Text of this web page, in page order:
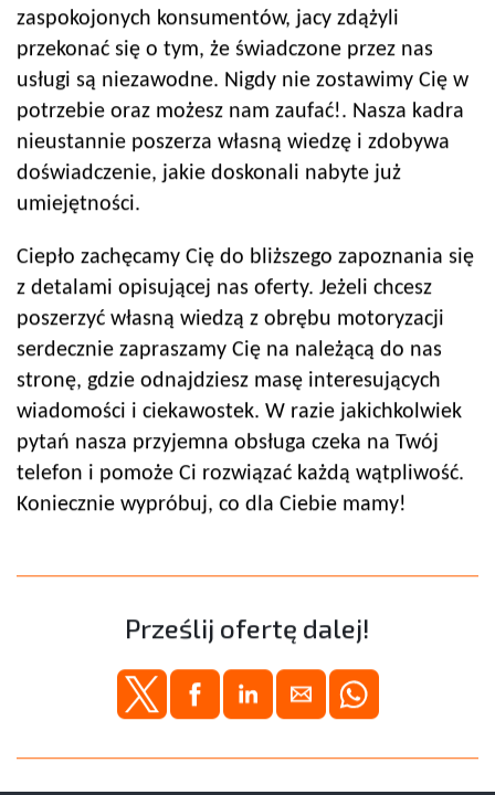
zaspokojonych konsumentów, jacy zdążyli
przekonać się o tym, że świadczone przez nas
usługi są niezawodne. Nigdy nie zostawimy Cię w
potrzebie oraz możesz nam zaufać!. Nasza kadra
nieustannie poszerza własną wiedzę i zdobywa
doświadczenie, jakie doskonali nabyte już
umiejętności.
Ciepło zachęcamy Cię do bliższego zapoznania się
z detalami opisującej nas oferty. Jeżeli chcesz
poszerzyć własną wiedzą z obrębu motoryzacji
serdecznie zapraszamy Cię na należącą do nas
stronę, gdzie odnajdziesz masę interesujących
wiadomości i ciekawostek. W razie jakichkolwiek
pytań nasza przyjemna obsługa czeka na Twój
telefon i pomoże Ci rozwiązać każdą wątpliwość.
Koniecznie wypróbuj, co dla Ciebie mamy!
Prześlij ofertę dalej!